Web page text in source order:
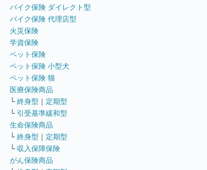
バイク保険 ダイレクト型
バイク保険 代理店型
火災保険
学資保険
ペット保険
ペット保険 小型犬
ペット保険 猫
医療保険商品
└ 終身型 ｜ 定期型
└ 引受基準緩和型
生命保険商品
└ 終身型 ｜ 定期型
└ 収入保障保険
がん保険商品